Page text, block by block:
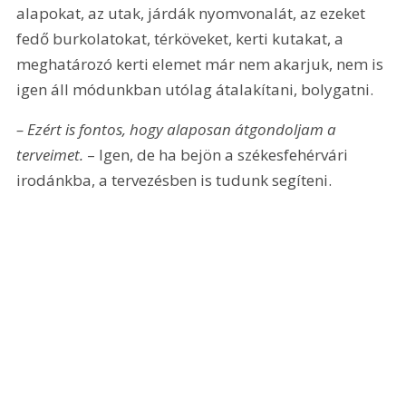
alapokat, az utak, járdák nyomvonalát, az ezeket
fedő burkolatokat, térköveket, kerti kutakat, a
meghatározó kerti elemet már nem akarjuk, nem is
igen áll módunkban utólag átalakítani, bolygatni.
– Ezért is fontos, hogy alaposan átgondoljam a
terveimet. – Igen, de ha bejön a székesfehérvári
irodánkba, a tervezésben is tudunk segíteni.